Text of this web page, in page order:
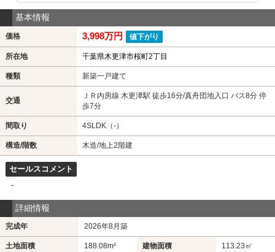
基本情報
価格 3,998万円 値下がり
所在地 千葉県木更津市桜町2丁目
種類 新築一戸建て
交通
ＪＲ内房線 木更津駅 徒歩16分/真舟団地入口 バス8分 停
歩7分
間取り 4SLDK（-）
構造/階数 木造/地上2階建
セールスコメント
-
詳細情報
完成年 2026年8月築
土地面積 188.08m² 建物面積 113.23㎡